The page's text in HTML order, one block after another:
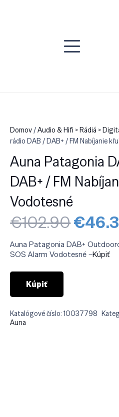
Domov/Audio & Hifi > Rádiá >
rádio DAB / DAB+ / FM Nabíjanie
Auna Patagonia
DAB+ / FM
Vodotesné
€102.90 cena
bola:
€
Auna Patagonia DAB+
SOS Alarm Vodotesné –Kúpiť
Kúpiť
Katalógové číslo:10037798
Auna